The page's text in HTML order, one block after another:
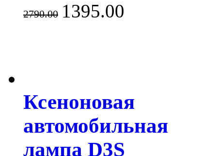
2790.00 1395.00
Ксеноновая
автомобильная
лампа D3S